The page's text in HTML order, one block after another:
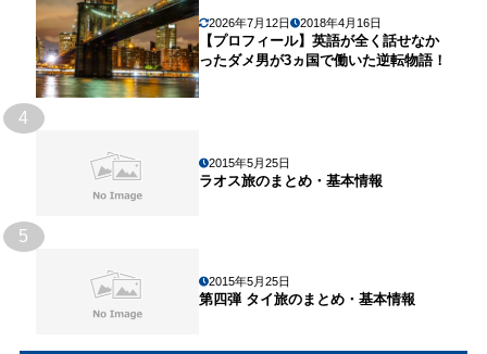
2026年7月12日 2018年4月16日
【プロフィール】英語が全く話せなか
ったダメ男が3ヵ国で働いた逆転物語！
4
2015年5月25日
ラオス旅のまとめ・基本情報
5
2015年5月25日
第四弾 タイ旅のまとめ・基本情報